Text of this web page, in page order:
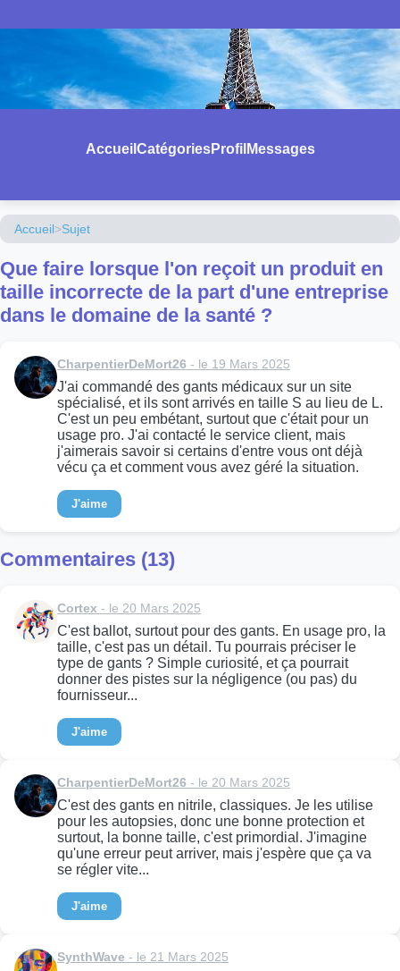
Accueil CatégoriesProfil Messages
Accueil>Sujet
Que faire lorsque l'on reçoit un produit en
taille incorrecte de la part d'une entreprise
dans le domaine de la santé ?
CharpentierDeMort26 - le 19 Mars 2025
J'ai commandé des gants médicaux sur un site
spécialisé, et ils sont arrivés en taille S au lieu de L.
C'est un peu embétant, surtout que c'était pour un
usage pro. J'ai contacté le service client, mais
j'aimerais savoir si certains d'entre vous ont déjà
vécu ça et comment vous avez géré la situation.
J'aime
Commentaires (13)
Cortex - le 20 Mars 2025
C'est ballot, surtout pour des gants. En usage pro, la
taille, c'est pas un détail. Tu pourrais préciser le
type de gants ? Simple curiosité, et ça pourrait
donner des pistes sur la négligence (ou pas) du
fournisseur...
J'aime
CharpentierDeMort26 - le 20 Mars 2025
C'est des gants en nitrile, classiques. Je les utilise
pour les autopsies, donc une bonne protection et
surtout, la bonne taille, c'est primordial. J'imagine
qu'une erreur peut arriver, mais j'espère que ça va
se régler vite...
J'aime
SynthWave - le 21 Mars 2025